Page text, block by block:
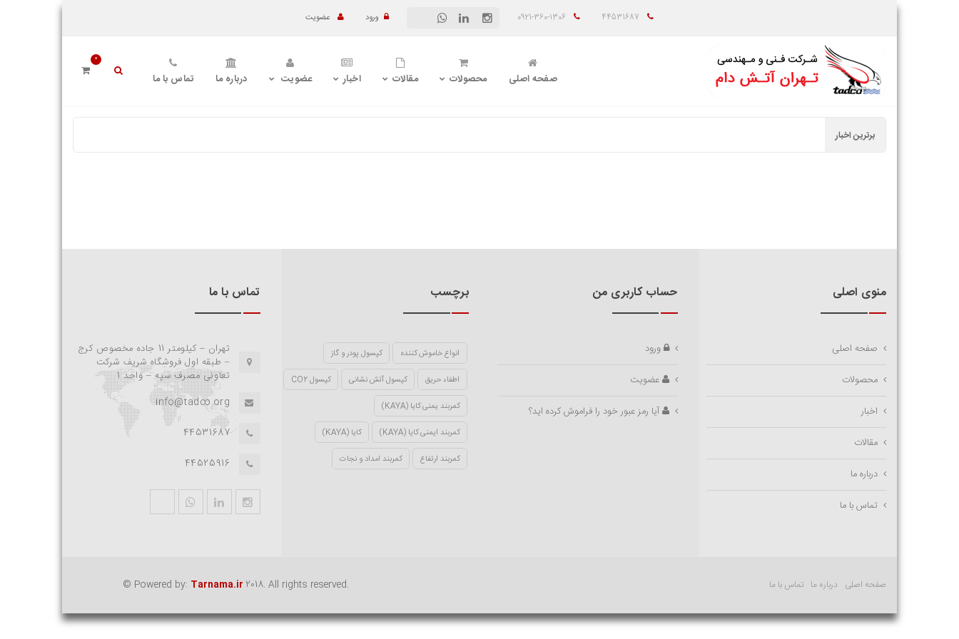
ورود عضویت
صفحه اصلی محصولات مقالات اخبار عضویت درباره ما تماس با ما
0
برترین اخبار
منوی اصلی
صفحه اصلی
محصولات
اخبار
مقالات
درباره ما
تماس با ما
حساب کاربری من
ورود
عضویت
آیا رمز عبور خود را فراموش کرده اید؟
برچسب
انواع خاموش کننده کپسول پودر و گاز
اطفاء حریق کپسول آتش نشانی کپسول CO2
کمربند یمنی کایا (KAYA)
کمربند ایمنی کایا (KAYA) کایا (KAYA)
کمربند ارتفاع کمربند امداد و نجات
تماس با ما
تهران – کیلومتر 11 جاده مخصوص کرج
– طبقه اول فروشگاه شریف شرکت
تعاونی مصرف سپه – واحد 1
info@tadco.org
44531687
44525916
صفحه اصلی درباره ما تماس با ما © Powered by: Tarnama.ir 2018. All rights reserved.